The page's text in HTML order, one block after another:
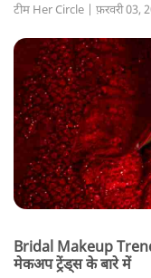
टीम Her Circle | फ़रवरी 03,
Bridal Makeup
मेकअप ट्रेंड्स के बारे में